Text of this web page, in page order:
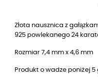
Złota nausznica z
925 powlekanego 24
Rozmiar 7,4 mm x 4,6 mm
Produkt o wadze poniżej 5